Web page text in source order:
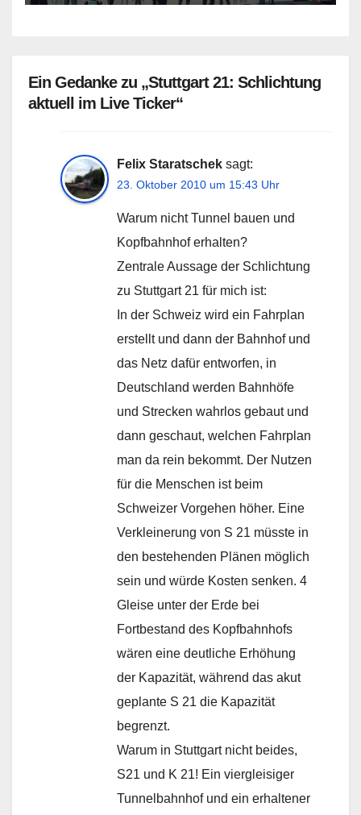
Ein Gedanke zu „Stuttgart 21: Schlichtung
aktuell im Live Ticker“
Felix Staratschek sagt:
23. Oktober 2010 um 15:43 Uhr
Warum nicht Tunnel bauen und
Kopfbahnhof erhalten?
Zentrale Aussage der Schlichtung
zu Stuttgart 21 für mich ist:
In der Schweiz wird ein Fahrplan
erstellt und dann der Bahnhof und
das Netz dafür entworfen, in
Deutschland werden Bahnhöfe
und Strecken wahrlos gebaut und
dann geschaut, welchen Fahrplan
man da rein bekommt. Der Nutzen
für die Menschen ist beim
Schweizer Vorgehen höher. Eine
Verkleinerung von S 21 müsste in
den bestehenden Plänen möglich
sein und würde Kosten senken. 4
Gleise unter der Erde bei
Fortbestand des Kopfbahnhofs
wären eine deutliche Erhöhung
der Kapazität, während das akut
geplante S 21 die Kapazität
begrenzt.
Warum in Stuttgart nicht beides,
S21 und K 21! Ein viergleisiger
Tunnelbahnhof und ein erhaltener